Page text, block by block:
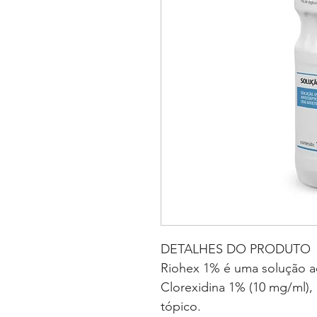
DETALHES DO PRODUTO
Riohex 1% é uma solução
Clorexidina 1% (10 mg/
tópico.